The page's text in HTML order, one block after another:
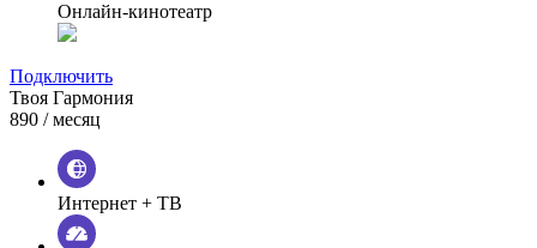
Онлайн-кинотеатр
Подключить
Твоя Гармония
890 / месяц
Интернет + ТВ